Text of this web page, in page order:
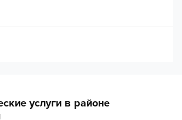
услуги в районе